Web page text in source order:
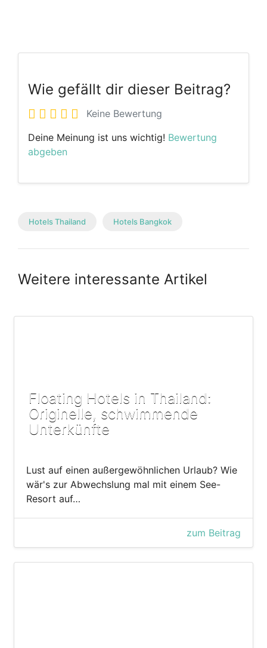
Wie gefällt dir dieser Beitrag?
Keine Bewertung
Deine Meinung ist uns wichtig! Bewertung
abgeben
Hotels Thailand Hotels Bangkok
Weitere interessante Artikel
Floating Hotels in Thailand:
Originelle, schwimmende
Unterkünfte
Lust auf einen außergewöhnlichen Urlaub? Wie
wär's zur Abwechslung mal mit einem See-
Resort auf…
zum Beitrag